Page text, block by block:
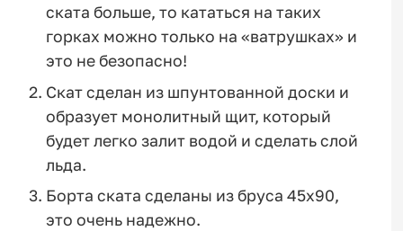
ската больше, то кататься на таких
горках можно только на «ватрушках» и
это не безопасно!
Скат сделан из шпунтованной доски и
образует монолитный щит, который
будет легко залит водой и сделать слой
льда.
Борта ската сделаны из бруса 45х90,
это очень надежно.